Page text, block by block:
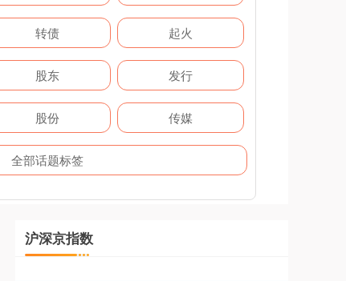
转债 起火
股东 发行
股份 传媒
全部话题标签
沪深京指数